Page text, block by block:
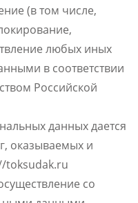
(в том числе,
любых иных
в соответствии
Российской
данных дается
оказываемых и
toksudak.ru
со